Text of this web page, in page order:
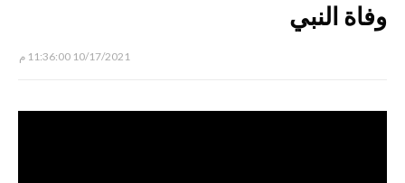
وفاة النبي
10/17/2021 11:36:00 م